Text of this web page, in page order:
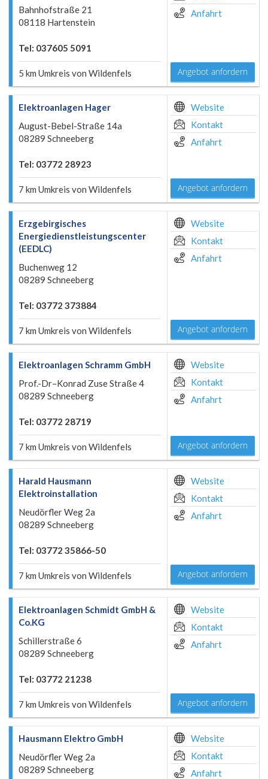
Bahnhofstraße 21
08118 Hartenstein
Tel: 037605 5091
5 km Umkreis von Wildenfels
Anfahrt
Angebot anfordern
Elektroanlagen Hager
August-Bebel-Straße 14a
08289 Schneeberg
Tel: 03772 28923
7 km Umkreis von Wildenfels
Website
Kontakt
Anfahrt
Angebot anfordern
Erzgebirgisches
Energiedienstleistungscenter
(EEDLC)
Buchenweg 12
08289 Schneeberg
Tel: 03772 373884
7 km Umkreis von Wildenfels
Website
Kontakt
Anfahrt
Angebot anfordern
Elektroanlagen Schramm GmbH
Prof.-Dr–Konrad Zuse Straße 4
08289 Schneeberg
Tel: 03772 28719
7 km Umkreis von Wildenfels
Website
Kontakt
Anfahrt
Angebot anfordern
Harald Hausmann
Elektroinstallation
Neudörfler Weg 2a
08289 Schneeberg
Tel: 03772 35866-50
7 km Umkreis von Wildenfels
Website
Kontakt
Anfahrt
Angebot anfordern
Elektroanlagen Schmidt GmbH &
Co.KG
Schillerstraße 6
08289 Schneeberg
Tel: 03772 21238
7 km Umkreis von Wildenfels
Website
Kontakt
Anfahrt
Angebot anfordern
Hausmann Elektro GmbH
Neudörfler Weg 2a
08289 Schneeberg
Website
Kontakt
Anfahrt